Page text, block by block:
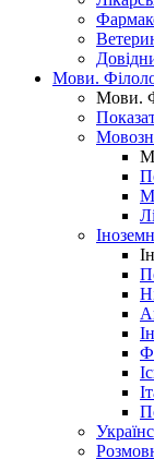
Мови.
Мови.